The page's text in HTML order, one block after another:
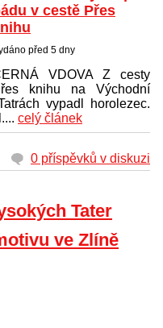
v cestě Přes
před 5 dny
VDOVA Z cesty
knihu na Východní
vypadl horolezec.
celý článek
0 příspěvků v diskuzi
Tater
ve Zlíně